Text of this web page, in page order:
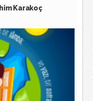
Karakoç